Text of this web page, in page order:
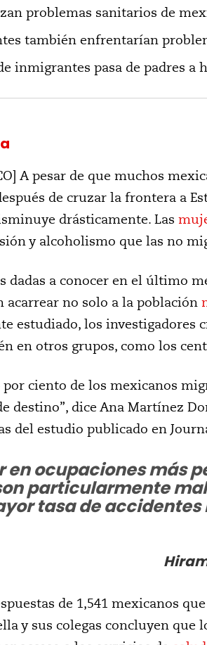
problemas sanitarios de
también enfrentarían
inmigrantes pasa de padres a
A pesar de que muchos
de cruzar la frontera a
drásticamente. Las
y alcoholismo que las no
dadas a conocer en el último
acarrear no solo a la población
estudiado, los investigadores
en otros grupos, como los
por ciento de los mexicanos
destino”, dice Ana Martínez
del estudio publicado en
en ocupaciones más
particularmente
tasa de
de 1,541 mexicanos
y sus colegas concluyen